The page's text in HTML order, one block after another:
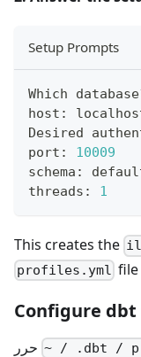
Setup Prompts
Which
host:
Desired
port: 10009
schema:
threads: 1
This creates the
profiles.yml
Configure
~ / .dbt /